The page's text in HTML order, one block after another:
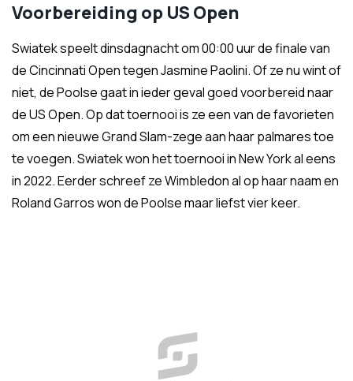
Voorbereiding op US Open
Swiatek speelt dinsdagnacht om 00:00 uur de finale van
de Cincinnati Open tegen Jasmine Paolini. Of ze nu wint of
niet, de Poolse gaat in ieder geval goed voorbereid naar
de US Open. Op dat toernooi is ze een van de favorieten
om een nieuwe Grand Slam-zege aan haar palmares toe
te voegen. Swiatek won het toernooi in New York al eens
in 2022. Eerder schreef ze Wimbledon al op haar naam en
Roland Garros won de Poolse maar liefst vier keer.